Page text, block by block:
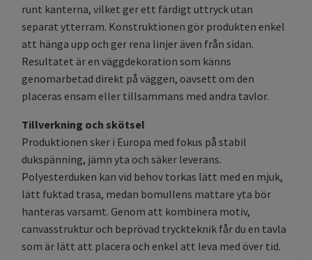
runt kanterna, vilket ger ett färdigt uttryck utan
separat ytterram. Konstruktionen gör produkten enkel
att hänga upp och ger rena linjer även från sidan.
Resultatet är en väggdekoration som känns
genomarbetad direkt på väggen, oavsett om den
placeras ensam eller tillsammans med andra tavlor.
Tillverkning och skötsel
Produktionen sker i Europa med fokus på stabil
dukspänning, jämn yta och säker leverans.
Polyesterduken kan vid behov torkas lätt med en mjuk,
lätt fuktad trasa, medan bomullens mattare yta bör
hanteras varsamt. Genom att kombinera motiv,
canvasstruktur och beprövad tryckteknik får du en tavla
som är lätt att placera och enkel att leva med över tid.